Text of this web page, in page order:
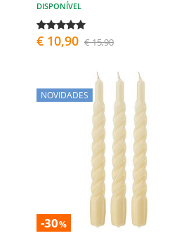
DISPONÍVEL
€ 10,90 € 15,90
NOVIDADES
-30%